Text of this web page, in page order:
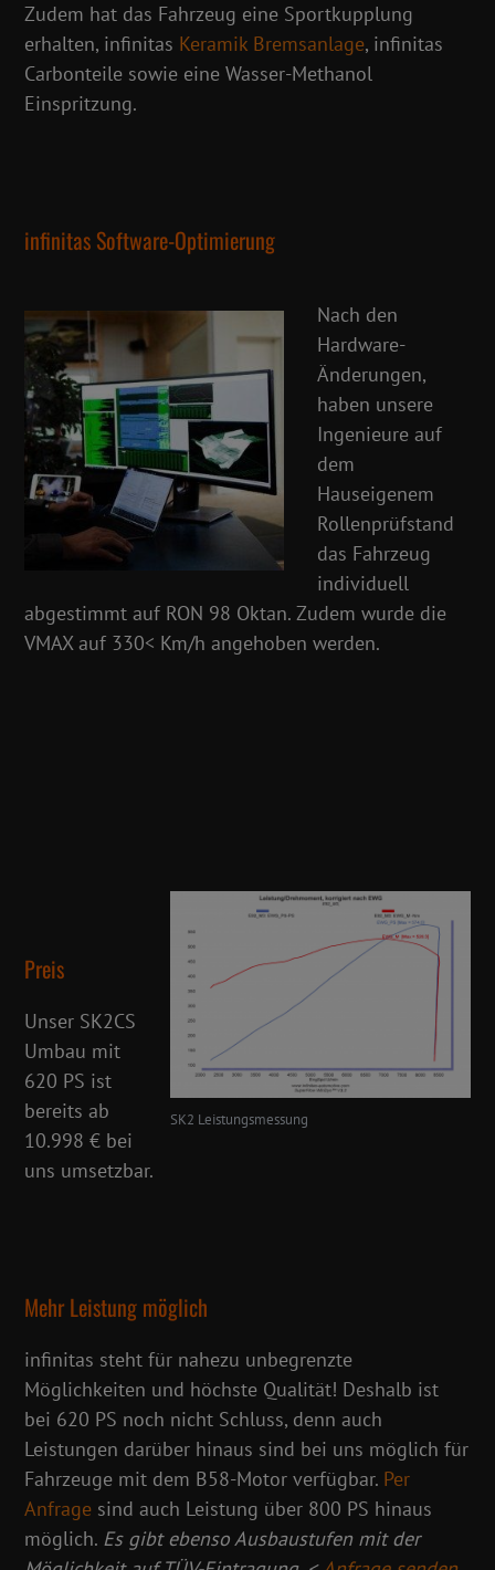
Zudem hat das Fahrzeug eine Sportkupplung
erhalten, infinitas Keramik Bremsanlage, infinitas
Carbonteile sowie eine Wasser-Methanol
Einspritzung.
infinitas Software-Optimierung
Nach den
Hardware-
Änderungen,
haben unsere
Ingenieure auf
dem
Hauseigenem
Rollenprüfstand
das Fahrzeug
individuell
abgestimmt auf RON 98 Oktan. Zudem wurde die
VMAX auf 330< Km/h angehoben werden.
SK2 Leistungsmessung
Preis
Unser SK2CS
Umbau mit
620 PS ist
bereits ab
10.998 € bei
uns umsetzbar.
Mehr Leistung möglich
infinitas steht für nahezu unbegrenzte
Möglichkeiten und höchste Qualität! Deshalb ist
bei 620 PS noch nicht Schluss, denn auch
Leistungen darüber hinaus sind bei uns möglich für
Fahrzeuge mit dem B58-Motor verfügbar. Per
Anfrage sind auch Leistung über 800 PS hinaus
möglich. Es gibt ebenso Ausbaustufen mit der